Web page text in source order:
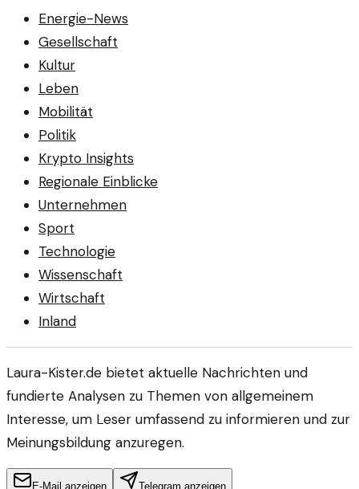
Energie-News
Gesellschaft
Kultur
Leben
Mobilität
Politik
Krypto Insights
Regionale Einblicke
Unternehmen
Sport
Technologie
Wissenschaft
Wirtschaft
Inland
Laura-Kister.de bietet aktuelle Nachrichten und
fundierte Analysen zu Themen von allgemeinem
Interesse, um Leser umfassend zu informieren und zur
Meinungsbildung anzuregen.
E-Mail anzeigen Telegram anzeigen